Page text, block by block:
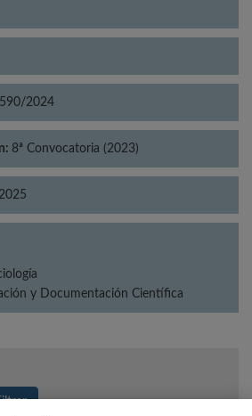
590/2024
8ª Convocatoria (2023)
y Documentación Científica